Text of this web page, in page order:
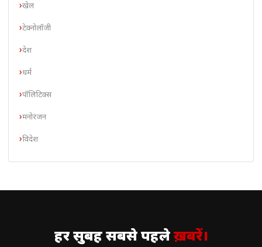
खेल
टेक्नोलॉजी
देश
धर्म
पॉलिटिक्स
मनोरंजन
विदेश
हर सुबह सबसे पहलेख़बरें।